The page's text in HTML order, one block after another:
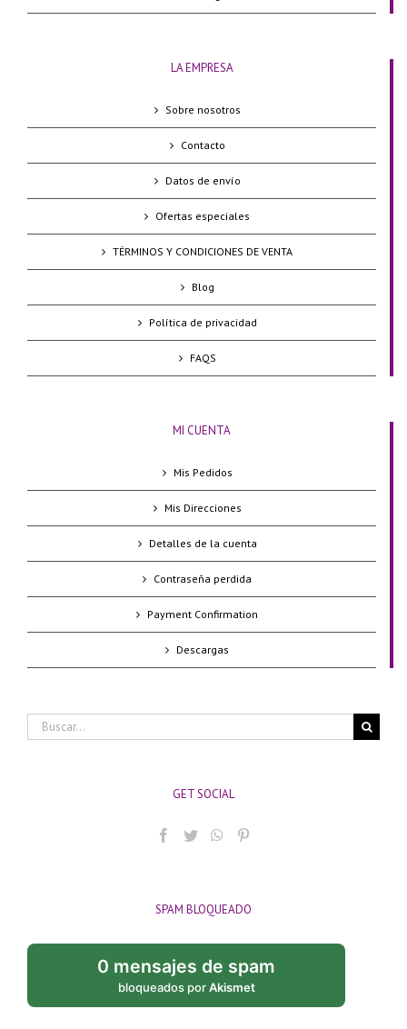
LA EMPRESA
Sobre nosotros
Contacto
Datos de envío
Ofertas especiales
TÉRMINOS Y CONDICIONES DE VENTA
Blog
Política de privacidad
FAQS
MI CUENTA
Mis Pedidos
Mis Direcciones
Detalles de la cuenta
Contraseña perdida
Payment Confirmation
Descargas
Buscar:
GET SOCIAL
SPAM BLOQUEADO
0 mensajes de spam
bloqueados porAkismet